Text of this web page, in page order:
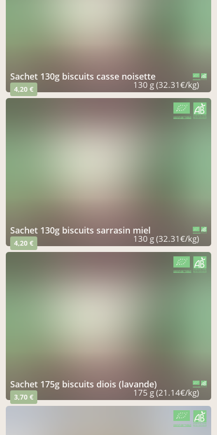
sachet 130g biscuits casse noisette
4,20 € 130 g (32.31€/kg)
sachet 130g biscuits sarrasin miel
4,20 € 130 g (32.31€/kg)
CERTIFIÉ PAR FR-BIO-15
AGRICULTURE FRANCE
sachet 175g biscuits diois (lavande)
3,70 € 175 g (21.14€/kg)
CERTIFIÉ PAR FR-BIO-15
AGRICULTURE FRANCE
CERTIFIÉ PAR FR-BIO-15
AGRICULTURE FRANCE